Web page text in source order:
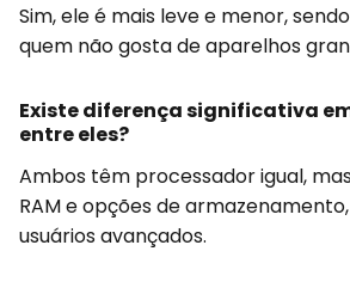
Sim, ele é mais leve e menor,
quem não gosta de aparelhos
Existe diferença significativa
entre eles?
Ambos têm processador igual,
RAM e opções de
usuários avançados.